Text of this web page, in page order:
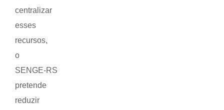
centralizar
esses
recursos,
o
SENGE‑RS
pretende
reduzir